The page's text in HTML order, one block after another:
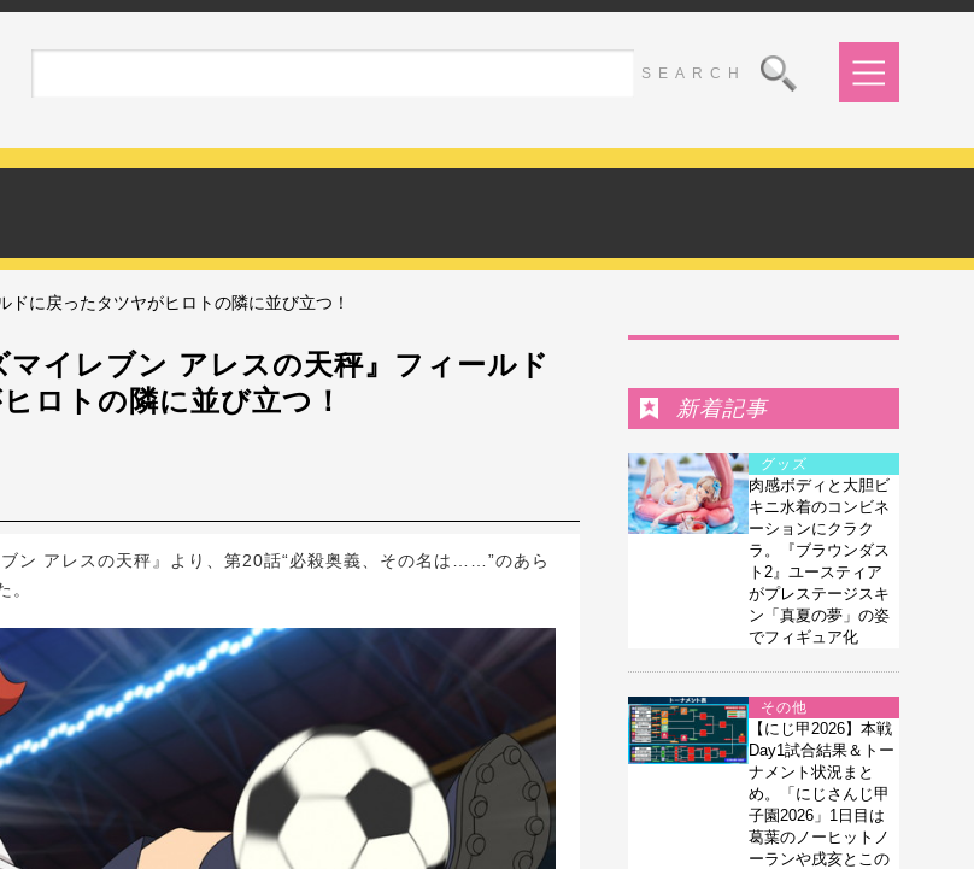
に戻ったタツヤがヒロトの隣に並び立つ！
イレブン アレスの天秤』フィールド
ロトの隣に並び立つ！
ン アレスの天秤』より、第20話“必殺奥義、その名は……”のあら
。
新着記事
グッズ
肉感ボディと大胆ビ
キニ水着のコンビネ
ーションにクラク
ラ。『ブラウンダス
ト2』ユースティア
がプレステージスキ
ン「真夏の夢」の姿
でフィギュア化
その他
【にじ甲2026】本戦
Day1試合結果＆トー
ナメント状況まと
め。「にじさんじ甲
子園2026」1日目は
葛葉のノーヒットノ
ーランや戌亥とこの